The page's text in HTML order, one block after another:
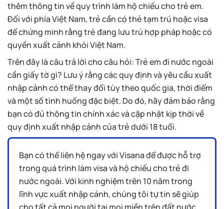
thêm thông tin về quy trình làm hộ chiếu cho trẻ em.
Đối với phía Việt Nam, trẻ cần có thẻ tạm trú hoặc visa
để chứng minh rằng trẻ đang lưu trú hợp pháp hoặc có
quyền xuất cảnh khỏi Việt Nam.
Trên đây là câu trả lời cho câu hỏi: Trẻ em đi nước ngoài
cần giấy tờ gì? Lưu ý rằng các quy định và yêu cầu xuất
nhập cảnh có thể thay đổi tùy theo quốc gia, thời điểm
và một số tình huống đặc biệt. Do đó, hãy đảm bảo rằng
bạn có đủ thông tin chính xác và cập nhật kịp thời về
quy định xuất nhập cảnh của trẻ dưới 18 tuổi.
Bạn có thể liên hệ ngay với Visana để được hỗ trợ
trong quá trình làm visa và hộ chiếu cho trẻ đi
nước ngoài. Với kinh nghiệm trên 10 năm trong
lĩnh vực xuất nhập cảnh, chúng tôi tự tin sẽ giúp